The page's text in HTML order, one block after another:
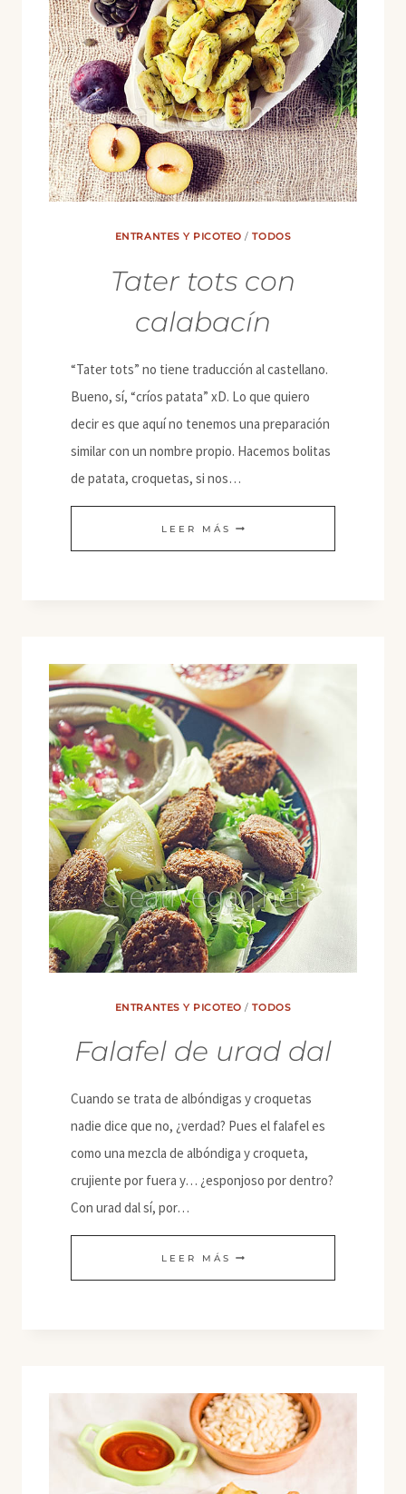
ENTRANTES Y PICOTEO /TODOS
Tater tots con
calabacín
“Tater tots” no tiene traducción al castellano.
Bueno, sí, “críos patata” xD. Lo que quiero
decir es que aquí no tenemos una preparación
similar con un nombre propio. Hacemos bolitas
de patata, croquetas, si nos…
LEER MÁS TATER
TOTS
ENTRANTES Y PICOTEO /TODOS
Falafel de urad dal
Cuando se trata de albóndigas y croquetas
nadie dice que no, ¿verdad? Pues el falafel es
como una mezcla de albóndiga y croqueta,
crujiente por fuera y… ¿esponjoso por dentro?
Con urad dal sí, por…
LEER MÁS FALAFEL
DE